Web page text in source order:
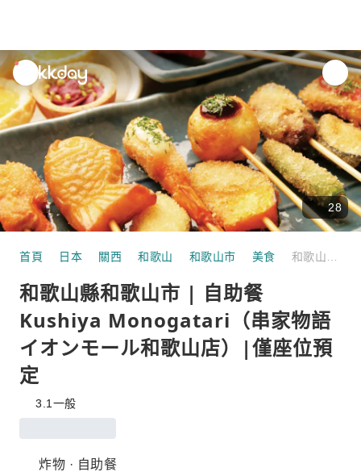
unread
notifications
28
首頁 日本 關西 和歌山 和歌山市 美食
和歌山縣和歌山市 | 自助餐
Kushiya Monogatari（串家物語
イオンモール和歌山店）|僅座位預
定
3.1 一般
炸物 · 自助餐